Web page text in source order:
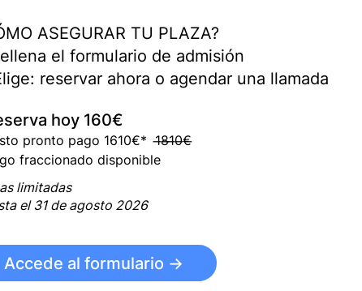
ASEGURAR TU PLAZA?
el formulario de admisión
reservar ahora o agendar una llamada
hoy 160€
pronto pago 1610€* 1̶8̶1̶0̶€̶
fraccionado disponible
limitadas
el 31 de agosto 2026
Accede al formulario →